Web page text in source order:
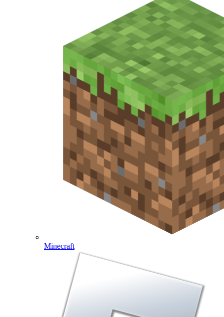
Minecraft